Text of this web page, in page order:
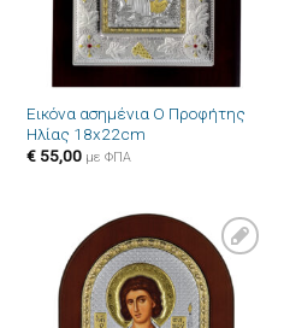
Εικόνα ασημένια Ο Προφήτης
Ηλίας 18x22cm
€55,00 με ΦΠΑ
Πρόσθήκη
στην λίστα
επιθυμιών